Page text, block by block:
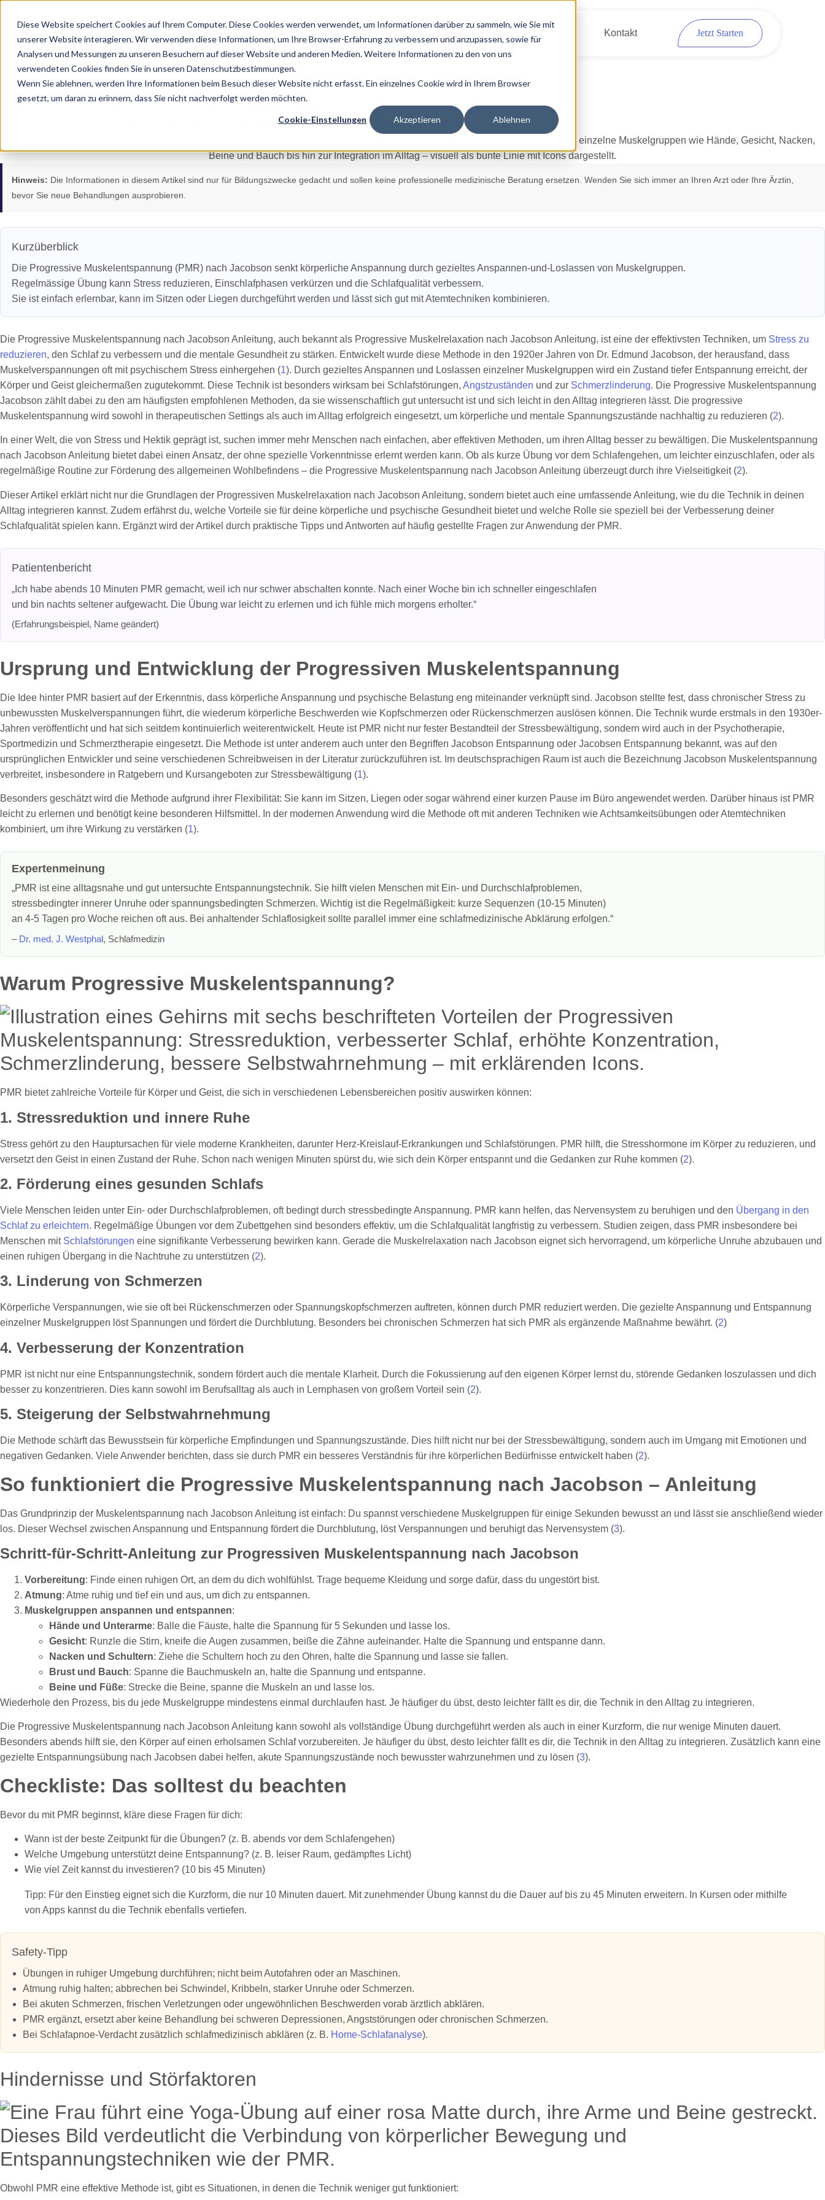
Diese Website speichert Cookies auf Ihrem Computer. Diese Cookies werden verwendet, um Informationen darüber zu sammeln, wie Sie mit
unserer Website interagieren. Wir verwenden diese Informationen, um Ihre Browser-Erfahrung zu verbessern und anzupassen, sowie für
Analysen und Messungen zu unseren Besuchern auf dieser Website und anderen Medien. Weitere Informationen zu den von uns
verwendeten Cookies finden Sie in unseren Datenschutzbestimmungen.
Wenn Sie ablehnen, werden Ihre Informationen beim Besuch dieser Website nicht erfasst. Ein einzelnes Cookie wird in Ihrem Browser
gesetzt, um daran zu erinnern, dass Sie nicht nachverfolgt werden möchten.
Cookie-Einstellungen Akzeptieren Ablehnen
Kontakt Jetzt Starten
16.07.2025
Progressive Muskelentspannung (PMR) & Schlaf
Hinweis: Die Informationen in diesem Artikel sind nur für Bildungszwecke gedacht und sollen keine professionelle medizinische Beratung ersetzen. Wenden Sie sich immer an Ihren Arzt oder Ihre Ärztin,
bevor Sie neue Behandlungen ausprobieren.
Kurzüberblick
Die Progressive Muskelentspannung (PMR) nach Jacobson senkt körperliche Anspannung durch gezieltes Anspannen‑und‑Loslassen von Muskelgruppen.
Regelmässige Übung kann Stress reduzieren, Einschlafphasen verkürzen und die Schlafqualität verbessern.
Sie ist einfach erlernbar, kann im Sitzen oder Liegen durchgeführt werden und lässt sich gut mit Atemtechniken kombinieren.
Die Progressive Muskelentspannung nach Jacobson Anleitung, auch bekannt als Progressive Muskelrelaxation nach Jacobson Anleitung, ist eine der effektivsten Techniken, um Stress zu
reduzieren, den Schlaf zu verbessern und die mentale Gesundheit zu stärken. Entwickelt wurde diese Methode in den 1920er Jahren von Dr. Edmund Jacobson, der herausfand, dass
Muskelverspannungen oft mit psychischem Stress einhergehen (1). Durch gezieltes Anspannen und Loslassen einzelner Muskelgruppen wird ein Zustand tiefer Entspannung erreicht, der
Körper und Geist gleichermaßen zugutekommt. Diese Technik ist besonders wirksam bei Schlafstörungen, Angstzuständen und zur Schmerzlinderung. Die Progressive Muskelentspannung
Jacobson zählt dabei zu den am häufigsten empfohlenen Methoden, da sie wissenschaftlich gut untersucht ist und sich leicht in den Alltag integrieren lässt. Die progressive
Muskelentspannung wird sowohl in therapeutischen Settings als auch im Alltag erfolgreich eingesetzt, um körperliche und mentale Spannungszustände nachhaltig zu reduzieren (2).
In einer Welt, die von Stress und Hektik geprägt ist, suchen immer mehr Menschen nach einfachen, aber effektiven Methoden, um ihren Alltag besser zu bewältigen. Die Muskelentspannung
nach Jacobson Anleitung bietet dabei einen Ansatz, der ohne spezielle Vorkenntnisse erlernt werden kann. Ob als kurze Übung vor dem Schlafengehen, um leichter einzuschlafen, oder als
regelmäßige Routine zur Förderung des allgemeinen Wohlbefindens – die Progressive Muskelentspannung nach Jacobson Anleitung überzeugt durch ihre Vielseitigkeit (2).
Dieser Artikel erklärt nicht nur die Grundlagen der Progressiven Muskelrelaxation nach Jacobson Anleitung, sondern bietet auch eine umfassende Anleitung, wie du die Technik in deinen
Alltag integrieren kannst. Zudem erfährst du, welche Vorteile sie für deine körperliche und psychische Gesundheit bietet und welche Rolle sie speziell bei der Verbesserung deiner
Schlafqualität spielen kann. Ergänzt wird der Artikel durch praktische Tipps und Antworten auf häufig gestellte Fragen zur Anwendung der PMR.
Patientenbericht
„Ich habe abends 10 Minuten PMR gemacht, weil ich nur schwer abschalten konnte. Nach einer Woche bin ich schneller eingeschlafen
und bin nachts seltener aufgewacht. Die Übung war leicht zu erlernen und ich fühle mich morgens erholter.“
(Erfahrungsbeispiel, Name geändert)
Ursprung und Entwicklung der Progressiven Muskelentspannung
Die Idee hinter PMR basiert auf der Erkenntnis, dass körperliche Anspannung und psychische Belastung eng miteinander verknüpft sind. Jacobson stellte fest, dass chronischer Stress zu
unbewussten Muskelverspannungen führt, die wiederum körperliche Beschwerden wie Kopfschmerzen oder Rückenschmerzen auslösen können. Die Technik wurde erstmals in den 1930er-
Jahren veröffentlicht und hat sich seitdem kontinuierlich weiterentwickelt. Heute ist PMR nicht nur fester Bestandteil der Stressbewältigung, sondern wird auch in der Psychotherapie,
Sportmedizin und Schmerztherapie eingesetzt. Die Methode ist unter anderem auch unter den Begriffen Jacobson Entspannung oder Jacobsen Entspannung bekannt, was auf den
ursprünglichen Entwickler und seine verschiedenen Schreibweisen in der Literatur zurückzuführen ist. Im deutschsprachigen Raum ist auch die Bezeichnung Jacobson Muskelentspannung
verbreitet, insbesondere in Ratgebern und Kursangeboten zur Stressbewältigung (1).
Besonders geschätzt wird die Methode aufgrund ihrer Flexibilität: Sie kann im Sitzen, Liegen oder sogar während einer kurzen Pause im Büro angewendet werden. Darüber hinaus ist PMR
leicht zu erlernen und benötigt keine besonderen Hilfsmittel. In der modernen Anwendung wird die Methode oft mit anderen Techniken wie Achtsamkeitsübungen oder Atemtechniken
kombiniert, um ihre Wirkung zu verstärken (1).
Expertenmeinung
„PMR ist eine alltagsnahe und gut untersuchte Entspannungstechnik. Sie hilft vielen Menschen mit Ein- und Durchschlafproblemen,
stressbedingter innerer Unruhe oder spannungsbedingten Schmerzen. Wichtig ist die Regelmäßigkeit: kurze Sequenzen (10-15 Minuten)
an 4-5 Tagen pro Woche reichen oft aus. Bei anhaltender Schlaflosigkeit sollte parallel immer eine schlafmedizinische Abklärung erfolgen.“
– Dr. med. J. Westphal, Schlafmedizin
Warum Progressive Muskelentspannung?
PMR bietet zahlreiche Vorteile für Körper und Geist, die sich in verschiedenen Lebensbereichen positiv auswirken können:
1. Stressreduktion und innere Ruhe
Stress gehört zu den Hauptursachen für viele moderne Krankheiten, darunter Herz-Kreislauf-Erkrankungen und Schlafstörungen. PMR hilft, die Stresshormone im Körper zu reduzieren, und
versetzt den Geist in einen Zustand der Ruhe. Schon nach wenigen Minuten spürst du, wie sich dein Körper entspannt und die Gedanken zur Ruhe kommen (2).
2. Förderung eines gesunden Schlafs
Viele Menschen leiden unter Ein- oder Durchschlafproblemen, oft bedingt durch stressbedingte Anspannung. PMR kann helfen, das Nervensystem zu beruhigen und den Übergang in den
Schlaf zu erleichtern. Regelmäßige Übungen vor dem Zubettgehen sind besonders effektiv, um die Schlafqualität langfristig zu verbessern. Studien zeigen, dass PMR insbesondere bei
Menschen mit Schlafstörungen eine signifikante Verbesserung bewirken kann. Gerade die Muskelrelaxation nach Jacobson eignet sich hervorragend, um körperliche Unruhe abzubauen und
einen ruhigen Übergang in die Nachtruhe zu unterstützen (2).
3. Linderung von Schmerzen
Körperliche Verspannungen, wie sie oft bei Rückenschmerzen oder Spannungskopfschmerzen auftreten, können durch PMR reduziert werden. Die gezielte Anspannung und Entspannung
einzelner Muskelgruppen löst Spannungen und fördert die Durchblutung. Besonders bei chronischen Schmerzen hat sich PMR als ergänzende Maßnahme bewährt. (2)
4. Verbesserung der Konzentration
PMR ist nicht nur eine Entspannungstechnik, sondern fördert auch die mentale Klarheit. Durch die Fokussierung auf den eigenen Körper lernst du, störende Gedanken loszulassen und dich
besser zu konzentrieren. Dies kann sowohl im Berufsalltag als auch in Lernphasen von großem Vorteil sein (2).
5. Steigerung der Selbstwahrnehmung
Die Methode schärft das Bewusstsein für körperliche Empfindungen und Spannungszustände. Dies hilft nicht nur bei der Stressbewältigung, sondern auch im Umgang mit Emotionen und
negativen Gedanken. Viele Anwender berichten, dass sie durch PMR ein besseres Verständnis für ihre körperlichen Bedürfnisse entwickelt haben (2).
So funktioniert die Progressive Muskelentspannung nach Jacobson – Anleitung
Das Grundprinzip der Muskelentspannung nach Jacobson Anleitung ist einfach: Du spannst verschiedene Muskelgruppen für einige Sekunden bewusst an und lässt sie anschließend wieder
los. Dieser Wechsel zwischen Anspannung und Entspannung fördert die Durchblutung, löst Verspannungen und beruhigt das Nervensystem (3).
Schritt-für-Schritt-Anleitung zur Progressiven Muskelentspannung nach Jacobson
Vorbereitung: Finde einen ruhigen Ort, an dem du dich wohlfühlst. Trage bequeme Kleidung und sorge dafür, dass du ungestört bist.
Atmung: Atme ruhig und tief ein und aus, um dich zu entspannen.
Muskelgruppen anspannen und entspannen:
Hände und Unterarme: Balle die Fäuste, halte die Spannung für 5 Sekunden und lasse los.
Gesicht: Runzle die Stirn, kneife die Augen zusammen, beiße die Zähne aufeinander. Halte die Spannung und entspanne dann.
Nacken und Schultern: Ziehe die Schultern hoch zu den Ohren, halte die Spannung und lasse sie fallen.
Brust und Bauch: Spanne die Bauchmuskeln an, halte die Spannung und entspanne.
Beine und Füße: Strecke die Beine, spanne die Muskeln an und lasse los.
Wiederhole den Prozess, bis du jede Muskelgruppe mindestens einmal durchlaufen hast. Je häufiger du übst, desto leichter fällt es dir, die Technik in den Alltag zu integrieren.
Die Progressive Muskelentspannung nach Jacobson Anleitung kann sowohl als vollständige Übung durchgeführt werden als auch in einer Kurzform, die nur wenige Minuten dauert.
Besonders abends hilft sie, den Körper auf einen erholsamen Schlaf vorzubereiten. Je häufiger du übst, desto leichter fällt es dir, die Technik in den Alltag zu integrieren. Zusätzlich kann eine
gezielte Entspannungsübung nach Jacobsen dabei helfen, akute Spannungszustände noch bewusster wahrzunehmen und zu lösen (3).
Checkliste: Das solltest du beachten
Bevor du mit PMR beginnst, kläre diese Fragen für dich:
Wann ist der beste Zeitpunkt für die Übungen? (z. B. abends vor dem Schlafengehen)
Welche Umgebung unterstützt deine Entspannung? (z. B. leiser Raum, gedämpftes Licht)
Wie viel Zeit kannst du investieren? (10 bis 45 Minuten)
Tipp: Für den Einstieg eignet sich die Kurzform, die nur 10 Minuten dauert. Mit zunehmender Übung kannst du die Dauer auf bis zu 45 Minuten erweitern. In Kursen oder mithilfe
von Apps kannst du die Technik ebenfalls vertiefen.
Safety-Tipp
Übungen in ruhiger Umgebung durchführen; nicht beim Autofahren oder an Maschinen.
Atmung ruhig halten; abbrechen bei Schwindel, Kribbeln, starker Unruhe oder Schmerzen.
Bei akuten Schmerzen, frischen Verletzungen oder ungewöhnlichen Beschwerden vorab ärztlich abklären.
PMR ergänzt, ersetzt aber keine Behandlung bei schweren Depressionen, Angststörungen oder chronischen Schmerzen.
Bei Schlafapnoe-Verdacht zusätzlich schlafmedizinisch abklären (z. B. Home-Schlafanalyse).
Hindernisse und Störfaktoren
Obwohl PMR eine effektive Methode ist, gibt es Situationen, in denen die Technik weniger gut funktioniert: